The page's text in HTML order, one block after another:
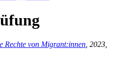
Rechte von Migrant:innen , 2023,